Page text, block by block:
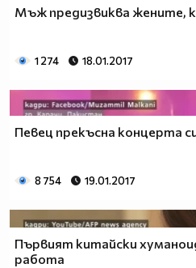
Мъж предизвиква жените,
1 274 18.01.2017
Певец прекъсна концерта
8 754 19.01.2017
Първият китайски
работа